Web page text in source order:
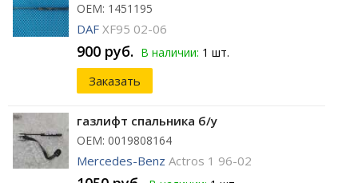
ОЕМ: 1451195
DAF XF95 02-06
900 руб. В наличии: 1 шт.
Заказать
газлифт спальника б/у
ОЕМ: 0019808164
Mercedes-Benz Actros 1 96-02